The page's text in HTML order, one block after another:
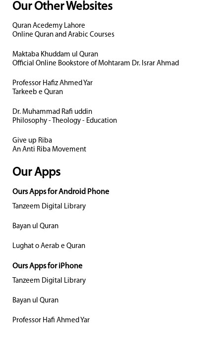
Our Other Websites
Quran Acedemy Lahore
Online Quran and Arabic Courses
Maktaba Khuddam ul Quran
Official Online Bookstore of Mohtaram Dr. Israr Ahmad
Professor Hafiz Ahmed Yar
Tarkeeb e Quran
Dr. Muhammad Rafi uddin
Philosophy - Theology - Education
Give up Riba
An Anti Riba Movement
Our Apps
Ours Apps for Android Phone
Tanzeem Digital Library
Bayan ul Quran
Lughat o Aerab e Quran
Ours Apps for iPhone
Tanzeem Digital Library
Bayan ul Quran
Professor Hafi Ahmed Yar